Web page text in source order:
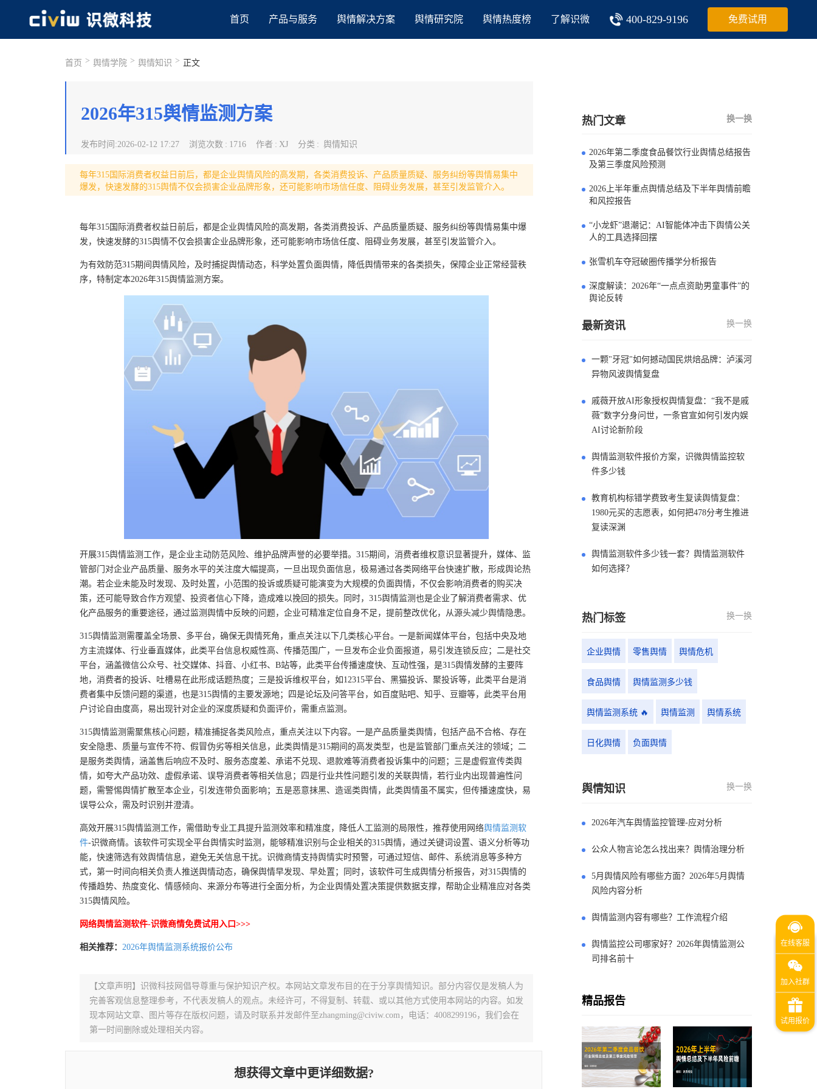
首页 产品与服务 舆情解决方案 舆情研究院 舆情热度榜 了解识微 400-829-9196 免费试用
首页 > 舆情学院 > 舆情知识 > 正文
2026年315舆情监测方案
发布时间 :2026-02-12 17:27 浏览次数 : 1716 作者 : XJ 分类 : 舆情知识
每年315国际消费者权益日前后，都是企业舆情风险的高发期，各类消费投诉、产品质量质疑、服务纠纷等舆情易集中
爆发，快速发酵的315舆情不仅会损害企业品牌形象，还可能影响市场信任度、阻碍业务发展，甚至引发监管介入。
每年315国际消费者权益日前后，都是企业舆情风险的高发期，各类消费投诉、产品质量质疑、服务纠纷等舆情易集中爆
发，快速发酵的315舆情不仅会损害企业品牌形象，还可能影响市场信任度、阻碍业务发展，甚至引发监管介入。
为有效防范315期间舆情风险，及时捕捉舆情动态，科学处置负面舆情，降低舆情带来的各类损失，保障企业正常经营秩
序，特制定本2026年315舆情监测方案。
开展315舆情监测工作，是企业主动防范风险、维护品牌声誉的必要举措。315期间，消费者维权意识显著提升，媒体、监
管部门对企业产品质量、服务水平的关注度大幅提高，一旦出现负面信息，极易通过各类网络平台快速扩散，形成舆论热
潮。若企业未能及时发现、及时处置，小范围的投诉或质疑可能演变为大规模的负面舆情，不仅会影响消费者的购买决
策，还可能导致合作方观望、投资者信心下降，造成难以挽回的损失。同时，315舆情监测也是企业了解消费者需求、优
化产品服务的重要途径，通过监测舆情中反映的问题，企业可精准定位自身不足，提前整改优化，从源头减少舆情隐患。
315舆情监测需覆盖全场景、多平台，确保无舆情死角，重点关注以下几类核心平台。一是新闻媒体平台，包括中央及地
方主流媒体、行业垂直媒体，此类平台信息权威性高、传播范围广，一旦发布企业负面报道，易引发连锁反应；二是社交
平台，涵盖微信公众号、社交媒体、抖音、小红书、B站等，此类平台传播速度快、互动性强，是315舆情发酵的主要阵
地，消费者的投诉、吐槽易在此形成话题热度；三是投诉维权平台，如12315平台、黑猫投诉、聚投诉等，此类平台是消
费者集中反馈问题的渠道，也是315舆情的主要发源地；四是论坛及问答平台，如百度贴吧、知乎、豆瓣等，此类平台用
户讨论自由度高，易出现针对企业的深度质疑和负面评价，需重点监测。
315舆情监测需聚焦核心问题，精准捕捉各类风险点，重点关注以下内容。一是产品质量类舆情，包括产品不合格、存在
安全隐患、质量与宣传不符、假冒伪劣等相关信息，此类舆情是315期间的高发类型，也是监管部门重点关注的领域；二
是服务类舆情，涵盖售后响应不及时、服务态度差、承诺不兑现、退款难等消费者投诉集中的问题；三是虚假宣传类舆
情，如夸大产品功效、虚假承诺、误导消费者等相关信息；四是行业共性问题引发的关联舆情，若行业内出现普遍性问
题，需警惕舆情扩散至本企业，引发连带负面影响；五是恶意抹黑、造谣类舆情，此类舆情虽不属实，但传播速度快，易
误导公众，需及时识别并澄清。
高效开展315舆情监测工作，需借助专业工具提升监测效率和精准度，降低人工监测的局限性，推荐使用网络舆情监测软
件-识微商情。该软件可实现全平台舆情实时监测，能够精准识别与企业相关的315舆情，通过关键词设置、语义分析等功
能，快速筛选有效舆情信息，避免无关信息干扰。识微商情支持舆情实时预警，可通过短信、邮件、系统消息等多种方
式，第一时间向相关负责人推送舆情动态，确保舆情早发现、早处置；同时，该软件可生成舆情分析报告，对315舆情的
传播趋势、热度变化、情感倾向、来源分布等进行全面分析，为企业舆情处置决策提供数据支撑，帮助企业精准应对各类
315舆情风险。
网络舆情监测软件-识微商情免费试用入口>>>
相关推荐： 2026年舆情监测系统报价公布
【文章声明】识微科技网倡导尊重与保护知识产权。本网站文章发布目的在于分享舆情知识。部分内容仅是发稿人为
完善客观信息整理参考，不代表发稿人的观点。未经许可，不得复制、转载、或以其他方式使用本网站的内容。如发
现本网站文章、图片等存在版权问题，请及时联系并发邮件至zhangming@civiw.com，电话：4008299196，我们会在
第一时间删除或处理相关内容。
想获得文章中更详细数据?
热门文章 换一换
2026年第二季度食品餐饮行业舆情总结报告
及第三季度风险预测
2026上半年重点舆情总结及下半年舆情前瞻
和风控报告
“小龙虾”退潮记：AI智能体冲击下舆情公关
人的工具选择回摆
张雪机车夺冠破圈传播学分析报告
深度解读：2026年“一点点资助男童事件”的
舆论反转
最新资讯 换一换
一颗"牙冠"如何撼动国民烘焙品牌：泸溪河
异物风波舆情复盘
戚薇开放AI形象授权舆情复盘：“我不是戚
薇”数字分身问世，一条官宣如何引发内娱
AI讨论新阶段
舆情监测软件报价方案，识微舆情监控软
件多少钱
教育机构标错学费致考生复读舆情复盘：
1980元买的志愿表，如何把478分考生推进
复读深渊
舆情监测软件多少钱一套？舆情监测软件
如何选择？
热门标签 换一换
企业舆情 零售舆情 舆情危机
食品舆情 舆情监测多少钱
舆情监测系统 🔥 舆情监测 舆情系统
日化舆情 负面舆情
舆情知识 换一换
2026年汽车舆情监控管理-应对分析
公众人物言论怎么找出来？舆情治理分析
5月舆情风险有哪些方面？2026年5月舆情
风险内容分析
舆情监测内容有哪些？工作流程介绍
舆情监控公司哪家好？2026年舆情监测公
司排名前十
精品报告